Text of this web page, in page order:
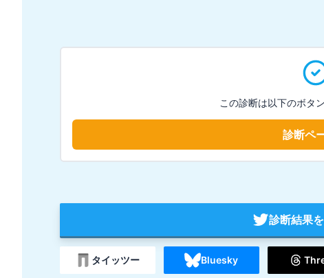
この診断は以下のボタ
診断ペ
診断結果
タイッツー Bluesky